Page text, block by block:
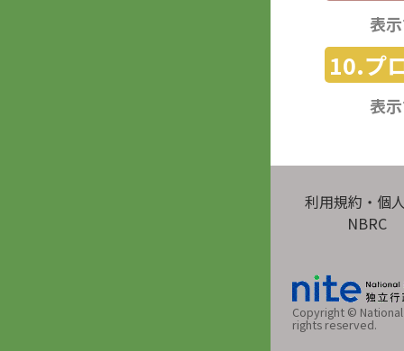
表
10.プ
表
利用規約・個
NBRC
Copyright ©
rights reserved.